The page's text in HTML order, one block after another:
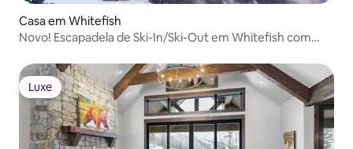
Casa em Whitefish
Novo! Escapadela de Ski-In/Ski-Out em Whitefish com
Luxe
Luxe